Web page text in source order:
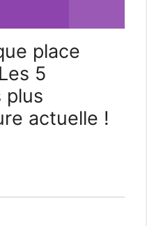
place
5
plus
actuelle !